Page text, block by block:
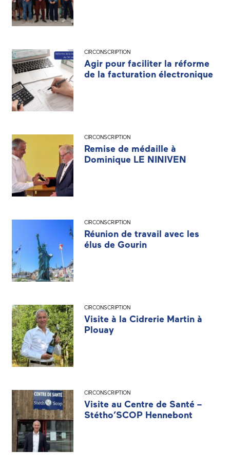
CIRCONSCRIPTION
Agir pour faciliter la réforme
de la facturation électronique
CIRCONSCRIPTION
Remise de médaille à
Dominique LE NINIVEN
CIRCONSCRIPTION
Réunion de travail avec les
élus de Gourin
CIRCONSCRIPTION
Visite à la Cidrerie Martin à
Plouay
CIRCONSCRIPTION
Visite au Centre de Santé –
Stétho’SCOP Hennebont